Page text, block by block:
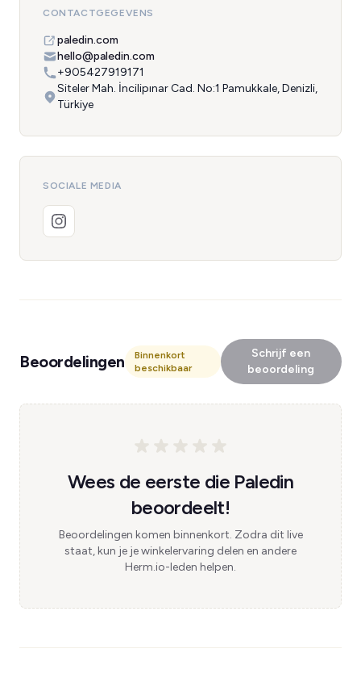
CONTACTGEGEVENS
paledin.com
hello@paledin.com
+905427919171
Siteler Mah. İncilipınar Cad. No:1 Pamukkale, Denizli,
Türkiye
SOCIALE MEDIA
Beoordelingen
Binnenkort
beschikbaar
Schrijf een
beoordeling
Wees de eerste die Paledin
beoordeelt!
Beoordelingen komen binnenkort. Zodra dit live
staat, kun je je winkelervaring delen en andere
Herm.io-leden helpen.